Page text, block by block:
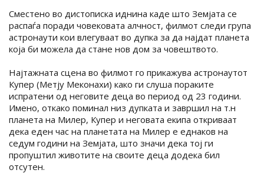
Сместено во дистописка иднина каде што Земјата се
распаѓа поради човековата алчност, филмот следи група
астронаути кои влегуваат во дупка за да најдат планета
која би можела да стане нов дом за човештвото.
Најтажната сцена во филмот го прикажува астронаутот
Купер (Метју Меконахи) како ги слуша пораките
испратени од неговите деца во период од 23 години.
Имено, откако поминал низ дупката и завршил на т.н
планета на Милер, Купер и неговата екипа откриваат
дека еден час на планетата на Милер е еднаков на
седум години на Земјата, што значи дека тој ги
пропуштил животите на своите деца додека бил
отсутен.